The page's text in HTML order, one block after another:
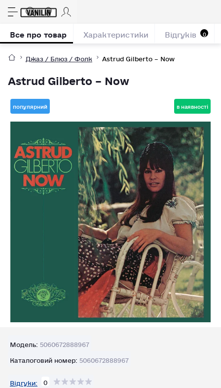
Джаз / Блюз / Фолк Astrud Gilberto – Now
Astrud Gilberto – Now
Все про товар Характеристики Відгуків 0
популярний в наявності
Модель: 5060672888967
Каталоговий номер: 5060672888967
Відгуки: 0